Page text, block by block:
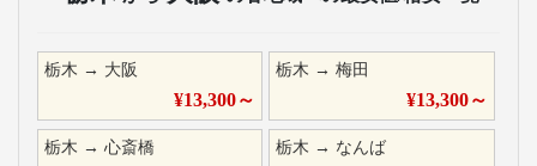
栃木 → 大阪
¥13,300～
栃木 →梅田
¥13,300～
栃木 → 心斎橋 栃木 → なんば